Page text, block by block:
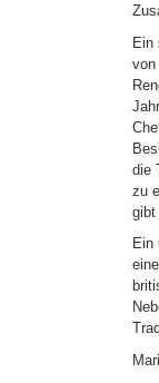
Ein
von
die
zu
gibt
Ein